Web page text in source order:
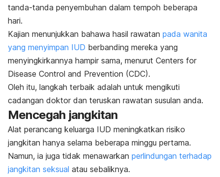
tanda-tanda penyembuhan dalam tempoh beberapa
hari.
Kajian menunjukkan bahawa hasil rawatan pada wanita
yang menyimpan IUD berbanding mereka yang
menyingkirkannya hampir sama, menurut Centers for
Disease Control and Prevention (CDC).
Oleh itu, langkah terbaik adalah untuk mengikuti
cadangan doktor dan teruskan rawatan susulan anda.
Mencegah jangkitan
Alat perancang keluarga IUD meningkatkan risiko
jangkitan hanya selama beberapa minggu pertama.
Namun, ia juga tidak menawarkan perlindungan terhadap
jangkitan seksual atau sebaliknya.